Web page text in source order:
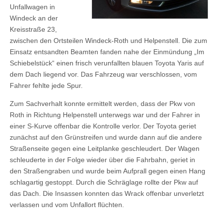
Unfallwagen in
Windeck an der
Kreisstraße 23,
zwischen den Ortsteilen Windeck-Roth und Helpenstell. Die zum
Einsatz entsandten Beamten fanden nahe der Einmündung „Im
Schiebelstück“ einen frisch verunfallten blauen Toyota Yaris auf
dem Dach liegend vor. Das Fahrzeug war verschlossen, vom
Fahrer fehlte jede Spur.
Zum Sachverhalt konnte ermittelt werden, dass der Pkw von
Roth in Richtung Helpenstell unterwegs war und der Fahrer in
einer S-Kurve offenbar die Kontrolle verlor. Der Toyota geriet
zunächst auf den Grünstreifen und wurde dann auf die andere
Straßenseite gegen eine Leitplanke geschleudert. Der Wagen
schleuderte in der Folge wieder über die Fahrbahn, geriet in
den Straßengraben und wurde beim Aufprall gegen einen Hang
schlagartig gestoppt. Durch die Schräglage rollte der Pkw auf
das Dach. Die Insassen konnten das Wrack offenbar unverletzt
verlassen und vom Unfallort flüchten.